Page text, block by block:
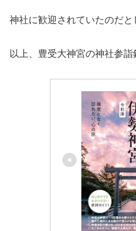
神社に歓迎されていたのだと
以上、豊受大神宮の神社参詣